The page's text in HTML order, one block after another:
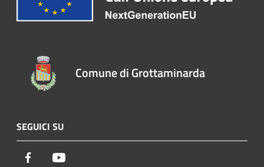
Comune di Grottaminarda
SEGUICI SU
Facebook